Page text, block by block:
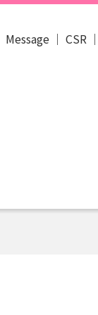
Message CSR